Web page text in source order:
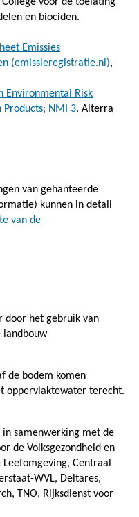
en biociden.
Emissies
(emissieregistratie.nl),
Environmental Risk
Products; NMI 3. Alterra
van gehanteerde
kunnen in detail
van de
door het gebruik van
landbouw
de bodem komen
oppervlaktewater terecht.
samenwerking met de
de Volksgezondheid en
Centraal
WVL, Deltares,
TNO, Rijksdienst voor